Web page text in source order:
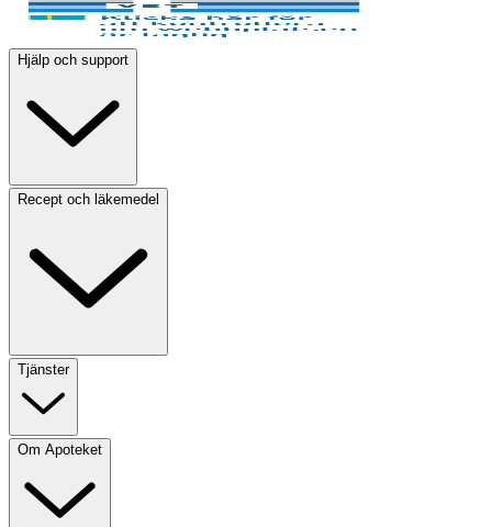
Hjälp och support
Recept och läkemedel
Tjänster
Om Apoteket